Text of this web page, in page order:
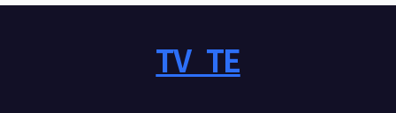
TV_TE